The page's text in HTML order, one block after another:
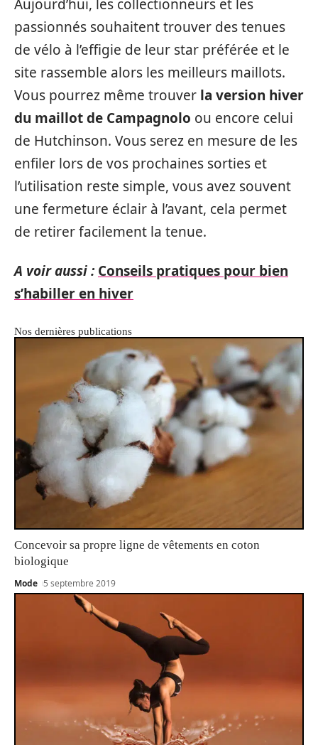
Aujourd’hui, les collectionneurs et les
passionnés souhaitent trouver des tenues
de vélo à l’effigie de leur star préférée et le
site rassemble alors les meilleurs maillots.
Vous pourrez même trouver la version hiver
du maillot de Campagnolo ou encore celui
de Hutchinson. Vous serez en mesure de les
enfiler lors de vos prochaines sorties et
l’utilisation reste simple, vous avez souvent
une fermeture éclair à l’avant, cela permet
de retirer facilement la tenue.
A voir aussi : Conseils pratiques pour bien
s’habiller en hiver
Nos dernières publications
Concevoir sa propre ligne de vêtements en coton
biologique
Mode 5 septembre 2019